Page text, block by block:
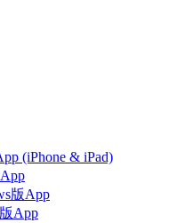
(iPhone & iPad)
版App
App